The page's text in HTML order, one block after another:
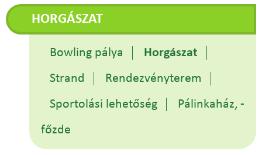
HORGÁSZAT
Bowling pálya
Horgászat
Strand
Rendezvényterem
Sportolási lehetőség
Pálinkaház, -
főzde